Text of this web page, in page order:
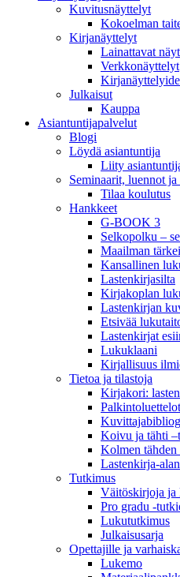
Kuvitusnäyttelyt
Kokoelman
Kirjanäyttelyt
Lainattavat
Verkkonäyttelyt
Julkaisut
Kauppa
Asiantuntija­palvelut
Blogi
Löydä asiantuntija
Liity
Seminaarit, luennot
Tilaa koulutus
Hankkeet
G-BOOK 3
Selkopolku –
Maailman
Kansallinen
Lastenkirjasilta
Kirjakoplan
Lastenkirjan
Etsivää
Lastenkirjat
Lukuklaani
Kirjallisuus
Tietoa ja tilastoja
Kirjakori:
Palkintoluettelot
Koivu ja tähti
Kolmen tähden
Lastenkirja-
Tutkimus
Väitöskirjoja ja
Pro gradu -
Lukututkimus
Julkaisusarja
Opettajille ja
Lukemo